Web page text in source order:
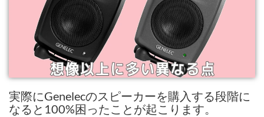
実際にGenelecのスピーカーを購入する段階に
なると100%困ったことが起こります。